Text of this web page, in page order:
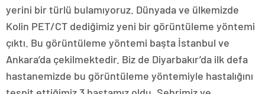
yerini bir türlü bulamıyoruz. Dünyada ve ülkemizde
Kolin PET/CT dediğimiz yeni bir görüntüleme yöntemi
çıktı. Bu görüntüleme yöntemi başta İstanbul ve
Ankara’da çekilmektedir. Biz de Diyarbakır’da ilk defa
hastanemizde bu görüntüleme yöntemiyle hastalığını